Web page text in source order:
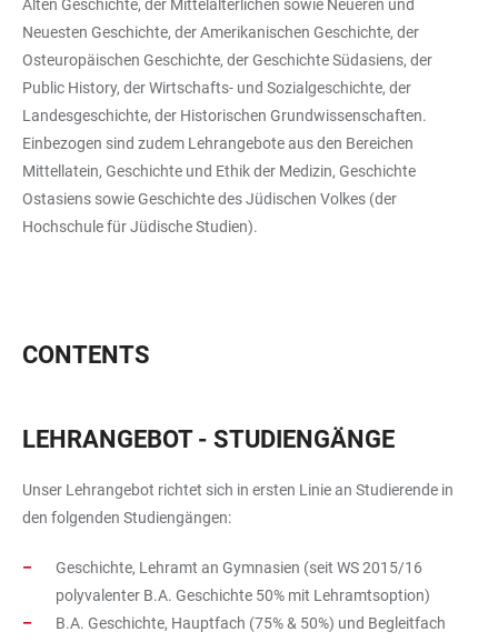
Alten Geschichte, der Mittelalterlichen sowie Neueren und
Neuesten Geschichte, der Amerikanischen Geschichte, der
Osteuropäischen Geschichte, der Geschichte Südasiens, der
Public History, der Wirtschafts- und Sozialgeschichte, der
Landesgeschichte, der Historischen Grundwissenschaften.
Einbezogen sind zudem Lehrangebote aus den Bereichen
Mittellatein, Geschichte und Ethik der Medizin, Geschichte
Ostasiens sowie Geschichte des Jüdischen Volkes (der
Hochschule für Jüdische Studien).
CONTENTS
LEHRANGEBOT - STUDIENGÄNGE
Unser Lehrangebot richtet sich in ersten Linie an Studierende in
den folgenden Studiengängen:
Geschichte, Lehramt an Gymnasien (seit WS 2015/16
polyvalenter B.A. Geschichte 50% mit Lehramtsoption)
B.A. Geschichte, Hauptfach (75% & 50%) und Begleitfach